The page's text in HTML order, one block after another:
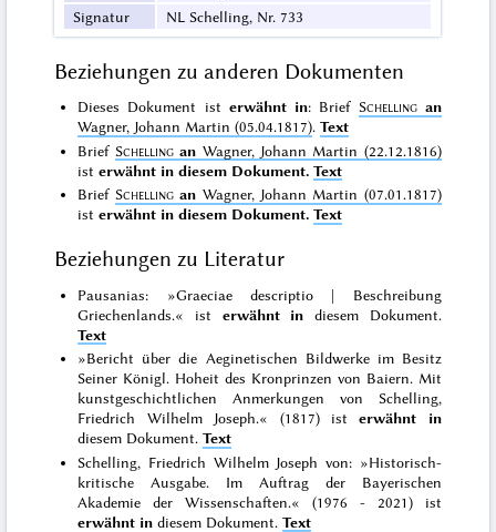
Signatur
NL Schelling, Nr. 733
Beziehungen zu anderen Dokumenten
Dieses Dokument ist erwähnt in: Brief Schelling an
Wagner, Johann Martin (05.04.1817).Text
Brief Schelling an Wagner, Johann Martin (22.12.1816)
isterwähnt in diesem Dokument. Text
Brief Schelling an Wagner, Johann Martin (07.01.1817)
isterwähnt in diesem Dokument. Text
Beziehungen zu Literatur
Pausanias: »Graeciae descriptio | Beschreibung
Griechenlands.« ist erwähnt in diesem Dokument.
Text
»Bericht über die Aeginetischen Bildwerke im Besitz
Seiner Königl. Hoheit des Kronprinzen von Baiern. Mit
kunstgeschichtlichen Anmerkungen von Schelling,
Friedrich Wilhelm Joseph.« (1817) isterwähnt in
diesem Dokument.Text
Schelling, Friedrich Wilhelm Joseph von: »Historisch-
kritische Ausgabe. Im Auftrag der Bayerischen
Akademie der Wissenschaften.« (1976 - 2021) ist
erwähnt in diesem Dokument.Text